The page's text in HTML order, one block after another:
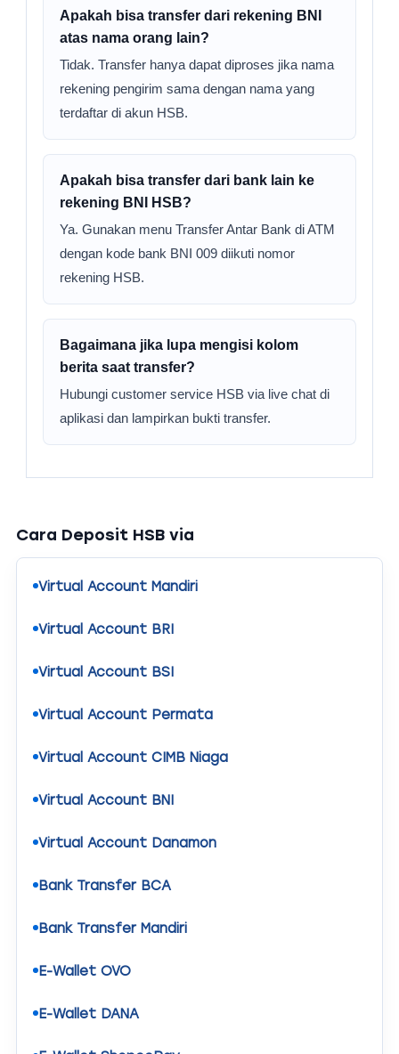
Cara Deposit HSB via
Virtual Account Mandiri
Virtual Account BRI
Virtual Account BSI
Virtual Account Permata
Virtual Account CIMB Niaga
Virtual Account BNI
Virtual Account Danamon
Bank Transfer BCA
Bank Transfer Mandiri
E-Wallet OVO
E-Wallet DANA
Apakah bisa transfer dari rekening BNI
atas nama orang lain?
Tidak. Transfer hanya dapat diproses jika nama
rekening pengirim sama dengan nama yang
terdaftar di akun HSB.
Apakah bisa transfer dari bank lain ke
rekening BNI HSB?
Ya. Gunakan menu Transfer Antar Bank di ATM
dengan kode bank BNI 009 diikuti nomor
rekening HSB.
Bagaimana jika lupa mengisi kolom
berita saat transfer?
Hubungi customer service HSB via live chat di
aplikasi dan lampirkan bukti transfer.